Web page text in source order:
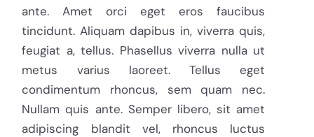
ante. Amet orci eget eros faucibus
tincidunt. Aliquam dapibus in, viverra quis,
feugiat a, tellus. Phasellus viverra nulla ut
metus varius laoreet. Tellus eget
condimentum rhoncus, sem quam nec.
Nullam quis ante. Semper libero, sit amet
adipiscing blandit vel, rhoncus luctus